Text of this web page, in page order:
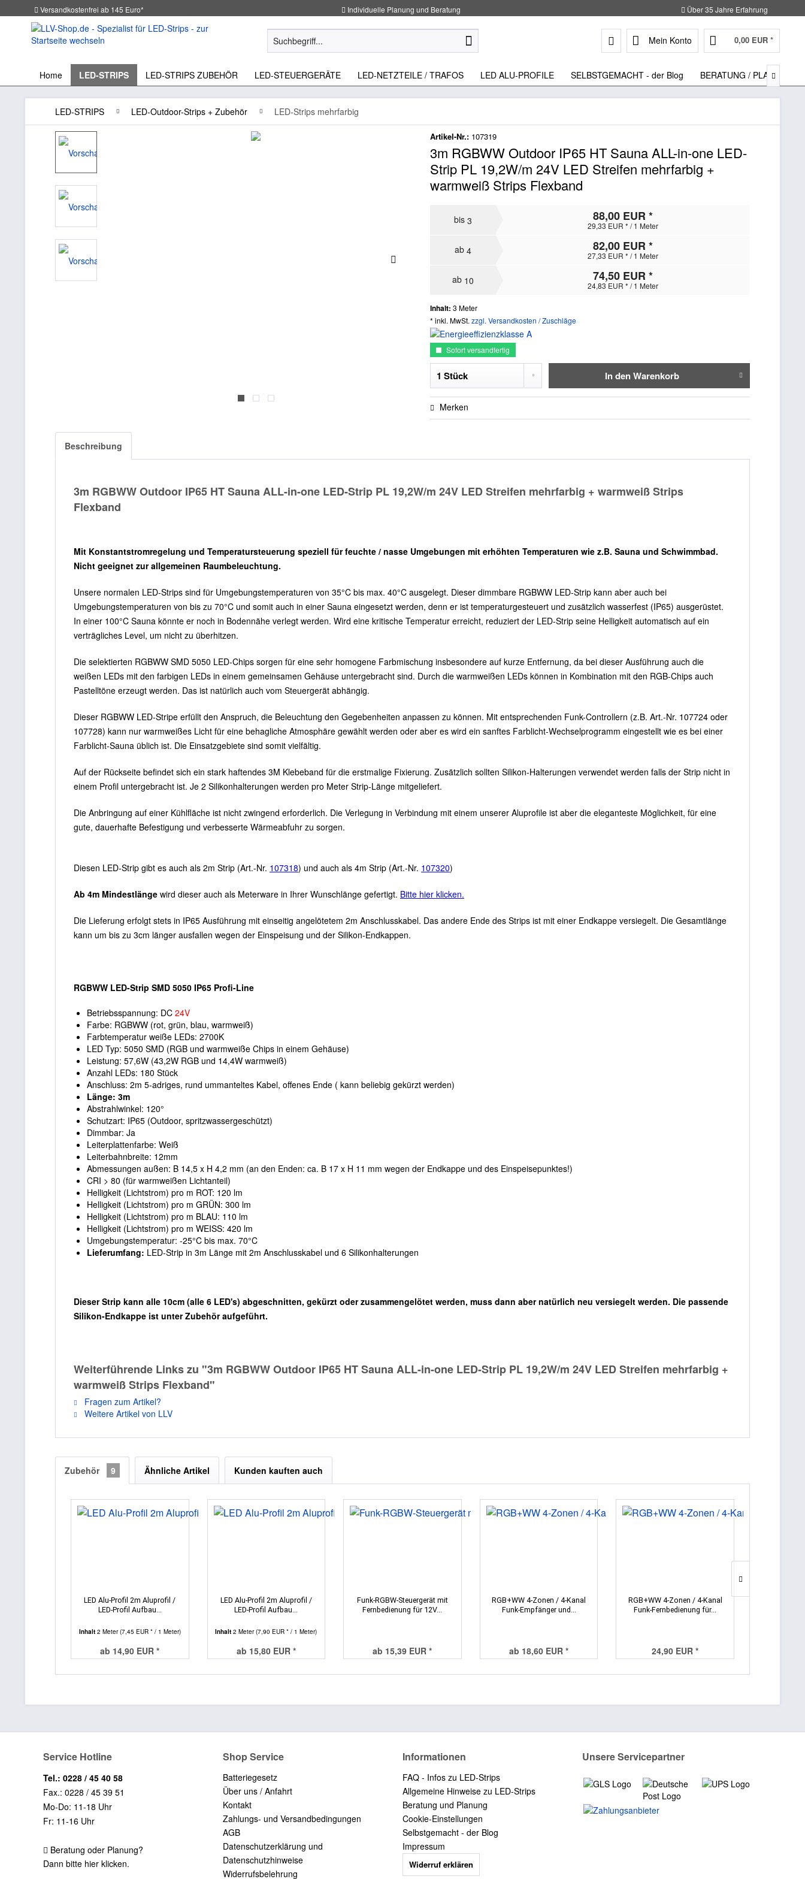
Versandkostenfrei ab 145 Euro* Individuelle Planung und Beratung Über 35 Jahre Erfahrung
Mein Konto 0,00 EUR *
Home LED-STRIPS LED-STRIPS ZUBEHÖR LED-STEUERGERÄTE LED-NETZTEILE / TRAFOS LED ALU-PROFILE SELBSTGEMACHT - der Blog BERATUNG / PLANUNG

LED-STRIPS LED-Outdoor-Strips + Zubehör LED-Strips mehrfarbig
Artikel-Nr.: 107319
3m RGBWW Outdoor IP65 HT Sauna ALL-in-one LED-
Strip PL 19,2W/m 24V LED Streifen mehrfarbig +
warmweiß Strips Flexband
bis3 88,00 EUR *
29,33 EUR * / 1 Meter
ab4 82,00 EUR *
27,33 EUR * / 1 Meter
ab 10 74,50 EUR *
24,83 EUR * / 1 Meter
Inhalt:3 Meter
* inkl. MwSt.zzgl. Versandkosten / Zuschläge
Sofort versandfertig
In denWarenkorb
Merken
Beschreibung
3m RGBWW Outdoor IP65 HT Sauna ALL-in-one LED-Strip PL 19,2W/m 24V LED Streifen mehrfarbig + warmweiß Strips
Flexband
Mit Konstantstromregelung und Temperatursteuerung speziell für feuchte / nasse Umgebungen mit erhöhten Temperaturen wie z.B. Sauna und Schwimmbad.
Nicht geeignet zur allgemeinen Raumbeleuchtung.
Unsere normalen LED-Strips sind für Umgebungstemperaturen von 35°C bis max. 40°C ausgelegt. Dieser dimmbare RGBWW LED-Strip kann aber auch bei
Umgebungstemperaturen von bis zu 70°C und somit auch in einer Sauna eingesetzt werden, denn er ist temperaturgesteuert und zusätzlich wasserfest (IP65) ausgerüstet.
In einer 100°C Sauna könnte er noch in Bodennähe verlegt werden. Wird eine kritische Temperatur erreicht, reduziert der LED-Strip seine Helligkeit automatisch auf ein
verträgliches Level, um nicht zu überhitzen.
Die selektierten RGBWW SMD 5050 LED-Chips sorgen für eine sehr homogene Farbmischung insbesondere auf kurze Entfernung, da bei dieser Ausführung auch die
weißen LEDs mit den farbigen LEDs in einem gemeinsamen Gehäuse untergebracht sind. Durch die warmweißen LEDs können in Kombination mit den RGB-Chips auch
Pastelltöne erzeugt werden. Das ist natürlich auch vom Steuergerät abhängig.
Dieser RGBWW LED-Stripe erfüllt den Anspruch, die Beleuchtung den Gegebenheiten anpassen zu können. Mit entsprechenden Funk-Controllern (z.B. Art.-Nr. 107724 oder
107728) kann nur warmweißes Licht für eine behagliche Atmosphäre gewählt werden oder aber es wird ein sanftes Farblicht-Wechselprogramm eingestellt wie es bei einer
Farblicht-Sauna üblich ist. Die Einsatzgebiete sind somit vielfältig.
Auf der Rückseite befindet sich ein stark haftendes 3M Klebeband für die erstmalige Fixierung. Zusätzlich sollten Silikon-Halterungen verwendet werden falls der Strip nicht in
einem Profil untergebracht ist. Je 2 Silikonhalterungen werden pro Meter Strip-Länge mitgeliefert.
Die Anbringung auf einer Kühlfläche ist nicht zwingend erforderlich. Die Verlegung in Verbindung mit einem unserer Aluprofile ist aber die eleganteste Möglichkeit, für eine
gute, dauerhafte Befestigung und verbesserte Wärmeabfuhr zu sorgen.
Diesen LED-Strip gibt es auch als 2m Strip (Art.-Nr. 107318) und auch als 4m Strip (Art.-Nr. 107320)
Ab 4m Mindestlänge wird dieser auch als Meterware in Ihrer Wunschlänge gefertigt. Bitte hier klicken.
Die Lieferung erfolgt stets in IP65 Ausführung mit einseitig angelötetem 2m Anschlusskabel. Das andere Ende des Strips ist mit einer Endkappe versiegelt. Die Gesamtlänge
kann um bis zu 3cm länger ausfallen wegen der Einspeisung und der Silikon-Endkappen.
RGBWW LED-Strip SMD 5050 IP65 Profi-Line
Betriebsspannung: DC 24V
Farbe: RGBWW (rot, grün, blau, warmweiß)
Farbtemperatur weiße LEDs: 2700K
LED Typ: 5050 SMD (RGB und warmweiße Chips in einem Gehäuse)
Leistung: 57,6W (43,2W RGB und 14,4W warmweiß)
Anzahl LEDs: 180 Stück
Anschluss: 2m 5-adriges, rund ummanteltes Kabel, offenes Ende ( kann beliebig gekürzt werden)
Länge: 3m
Abstrahlwinkel: 120°
Schutzart: IP65 (Outdoor, spritzwassergeschützt)
Dimmbar: Ja
Leiterplattenfarbe: Weiß
Leiterbahnbreite: 12mm
Abmessungen außen: B 14,5 x H 4,2 mm (an den Enden: ca. B 17 x H 11 mm wegen der Endkappe und des Einspeisepunktes!)
CRI > 80 (für warmweißen Lichtanteil)
Helligkeit (Lichtstrom) pro m ROT: 120 lm
Helligkeit (Lichtstrom) pro m GRÜN: 300 lm
Helligkeit (Lichtstrom) pro m BLAU: 110 lm
Helligkeit (Lichtstrom) pro m WEISS: 420 lm
Umgebungstemperatur: -25°C bis max. 70°C
Lieferumfang: LED-Strip in 3m Länge mit 2m Anschlusskabel und 6 Silikonhalterungen
Dieser Strip kann alle 10cm (alle 6 LED's) abgeschnitten, gekürzt oder zusammengelötet werden, muss dann aber natürlich neu versiegelt werden. Die passende
Silikon-Endkappe ist unter Zubehör aufgeführt.
Weiterführende Links zu "3m RGBWW Outdoor IP65 HT Sauna ALL-in-one LED-Strip PL 19,2W/m 24V LED Streifen mehrfarbig +
warmweiß Strips Flexband"
Fragen zum Artikel?
Weitere Artikel von LLV
Zubehör 9 Ähnliche Artikel Kunden kauften auch
LED Alu-Profil 2m Aluprofil /
LED-Profil Aufbau...
Inhalt 2 Meter(7,45 EUR * / 1 Meter)
ab 14,90 EUR *
LED Alu-Profil 2m Aluprofil /
LED-Profil Aufbau...
Inhalt2 Meter(7,90 EUR * / 1 Meter)
ab 15,80 EUR *
Funk-RGBW-Steuergerät mit
Fernbedienung für 12V...
ab 15,39 EUR *
RGB+WW 4-Zonen / 4-Kanal
Funk-Empfänger und...
ab 18,60 EUR *
RGB+WW 4-Zonen / 4-Kanal
Funk-Fernbedienung für...
24,90 EUR *
Service Hotline
Tel.: 0228 / 45 40 58
Fax.: 0228 / 45 39 51
Mo-Do: 11-18 Uhr
Fr: 11-16 Uhr
Beratung oder Planung?
Dann bitte hier klicken.
Shop Service
Batteriegesetz
Über uns / Anfahrt
Kontakt
Zahlungs- und Versandbedingungen
AGB
Datenschutzerklärung und
Datenschutzhinweise
Widerrufsbelehrung
Informationen
FAQ - Infos zu LED-Strips
Allgemeine Hinweise zu LED-Strips
Beratung und Planung
Cookie-Einstellungen
Selbstgemacht - der Blog
Impressum
Widerruf erklären
Unsere Servicepartner